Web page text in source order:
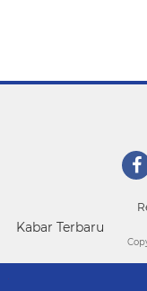
Kabar Terbaru